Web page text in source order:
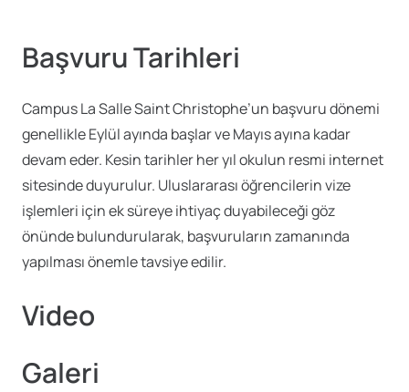
Başvuru Tarihleri
Campus La Salle Saint Christophe’un başvuru dönemi
genellikle Eylül ayında başlar ve Mayıs ayına kadar
devam eder. Kesin tarihler her yıl okulun resmi internet
sitesinde duyurulur. Uluslararası öğrencilerin vize
işlemleri için ek süreye ihtiyaç duyabileceği göz
önünde bulundurularak, başvuruların zamanında
yapılması önemle tavsiye edilir.
Video
Galeri